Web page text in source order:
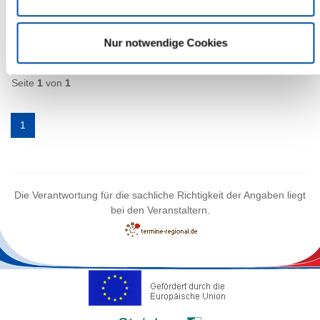
Nur notwendige Cookies
1 Veranstaltungen
Seite 1 von 1
1
Die Verantwortung für die sachliche Richtigkeit der Angaben liegt
bei den Veranstaltern.